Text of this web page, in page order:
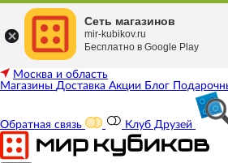
Москва и область
Магазины Доставка Акции Блог
Обратная связь Клуб Друзей
Сеть магазинов
mir-kubikov.ru
Бесплатно в Google Play